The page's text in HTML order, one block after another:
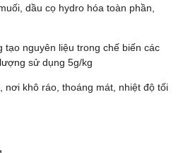
dầu cọ hydro hóa toàn phần,
tạo nguyên liệu trong chế biến các
sử dụng 5g/kg
nơi khô ráo, thoáng mát, nhiệt độ tối